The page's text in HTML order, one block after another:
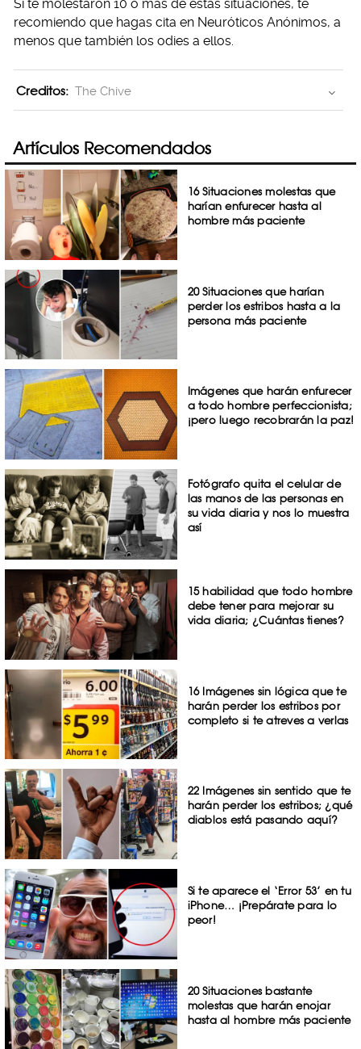
Si te molestaron 10 o más de estas situaciones, te
recomiendo que hagas cita en Neuróticos Anónimos, a
menos que también los odies a ellos.
Creditos: The Chive
Artículos Recomendados
16 Situaciones molestas que
harían enfurecer hasta al
hombre más paciente
20 Situaciones que harían
perder los estribos hasta a la
persona más paciente
Imágenes que harán enfurecer
a todo hombre perfeccionista;
¡pero luego recobrarán la paz!
Fotógrafo quita el celular de
las manos de las personas en
su vida diaria y nos lo muestra
así
15 habilidad que todo hombre
debe tener para mejorar su
vida diaria; ¿Cuántas tienes?
16 Imágenes sin lógica que te
harán perder los estribos por
completo si te atreves a verlas
22 Imágenes sin sentido que te
harán perder los estribos; ¿qué
diablos está pasando aquí?
Si te aparece el ‘Error 53’ en tu
iPhone… ¡Prepárate para lo
peor!
20 Situaciones bastante
molestas que harán enojar
hasta al hombre más paciente